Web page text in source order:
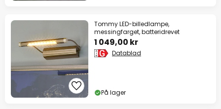
Tommy LED-billedlampe,
messingfarget, batteridrevet
1 049,00 kr
Datablad
På lager